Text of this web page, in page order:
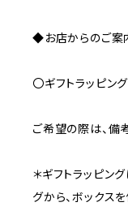
◆お店からのご案
〇ギフトラッピン
ご希望の際は、備
＊ギフトラッピン
グから、ボックス